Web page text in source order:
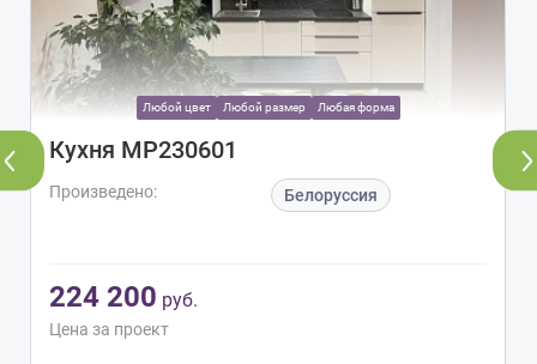
Любой цвет Любой размер Любая форма
Кухня МР230601
Произведено: Белоруссия
224 200 руб.
Цена за проект